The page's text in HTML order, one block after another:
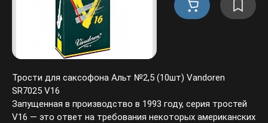
Трости для саксофона Альт №2,5 (10шт) Vandoren
SR7025 V16
Запущенная в производство в 1993 году, серия тростей
V16 — это ответ на требования некоторых американских